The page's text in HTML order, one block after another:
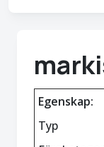
Egenskap:
Typ